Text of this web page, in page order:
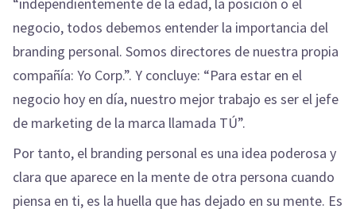
negocio, todos debemos entender la importancia del
branding personal. Somos directores de nuestra propia
compañía: Yo Corp.”. Y concluye: “Para estar en el
negocio hoy en día, nuestro mejor trabajo es ser el jefe
de marketing de la marca llamada TÚ”.
Por tanto, el branding personal es una idea poderosa y
clara que aparece en la mente de otra persona cuando
piensa en ti, es la huella que has dejado en su mente. Es